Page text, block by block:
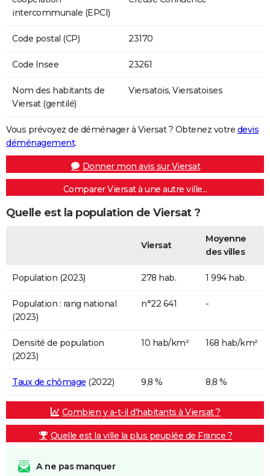
intercommunale (EPCI)
Code postal (CP) 23170
Code Insee 23261
Nom des habitants de
Viersat (gentilé)
Viersatois, Viersatoises
Vous prévoyez de déménager à Viersat ? Obtenez votre devis
déménagement.
Donner mon avis sur Viersat
Comparer Viersat à une autre ville...
Quelle est la population de Viersat ?
Viersat
Moyenne
des villes
Population (2023) 278 hab. 1 994 hab.
Population : rang national
(2023)
n°22 641 -
Densité de population
(2023)
10 hab/km² 168 hab/km²
Taux de chômage (2022) 9,8 % 8,8 %
Combien y a-t-il d'habitants à Viersat ?
Quelle est la ville la plus peuplée de France ?
A ne pas manquer